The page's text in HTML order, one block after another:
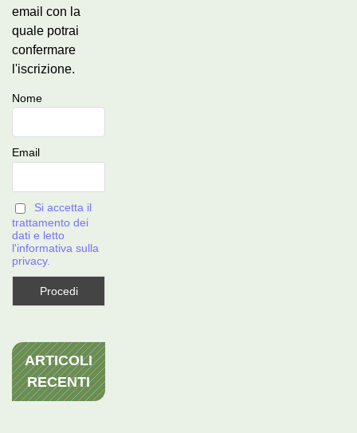
email con la
quale potrai
confermare
l'iscrizione.
Nome
Email
Si accetta il
trattamento dei
dati e letto
l'informativa sulla
privacy.
ARTICOLI
RECENTI